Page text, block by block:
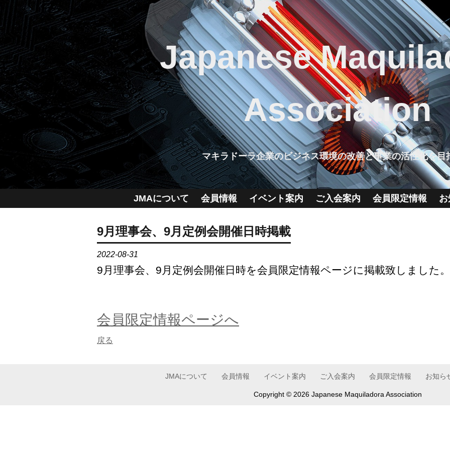
Japanese
Association
マキラドーラ企業のビジネス環境の改善と事業の活性化を目
JMAについて 会員情報 イベント案内 ご入会案内 会員限定情報
9月理事会、9月定例会開催日時掲載
2022-08-31
9月理事会、9月定例会開催日時を会員限定情報ページに掲載致しました。
会員限定情報ページへ
戻る
JMAについて 会員情報 イベント案内 ご入会案内 会員限定情報 お知ら
Copyright © 2026 Japanese Maquiladora Association